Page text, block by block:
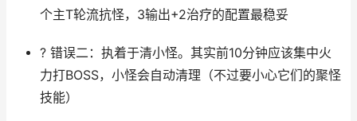
个主T轮流抗怪，3输出+2治疗的配置最稳妥
? 错误二：执着于清小怪。其实前10分钟应该集中火
力打BOSS，小怪会自动清理（不过要小心它们的聚怪
技能）